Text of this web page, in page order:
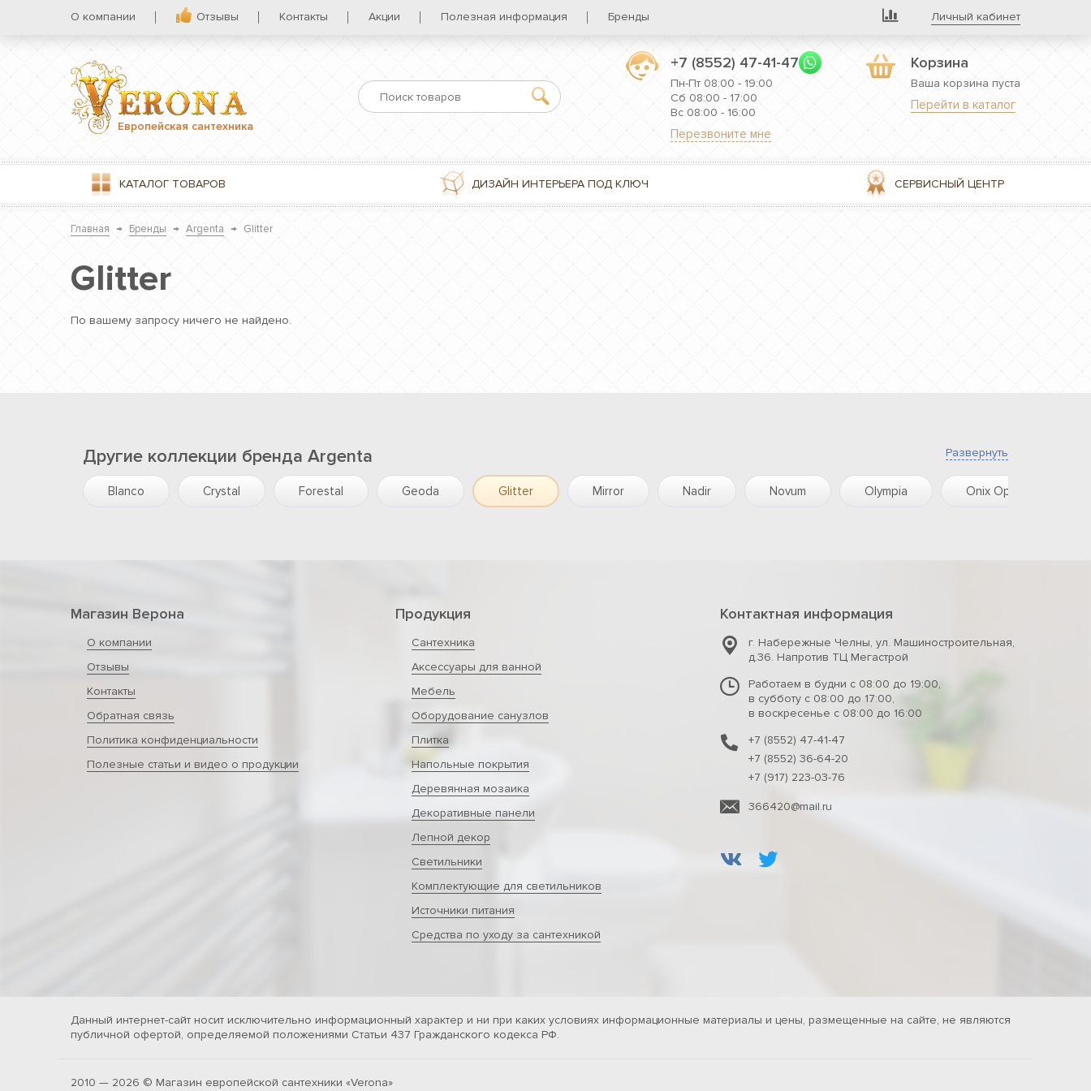
О компании Отзывы Контакты Акции Полезная информация Бренды Личный кабинет
Европейская сантехника
Корзина
Ваша корзина пуста
Перейти в каталог
+7 (8552) 47-41-47
Пн-Пт 08:00 - 19:00
Сб 08:00 - 17:00
Вс 08:00 - 16:00
Перезвоните мне
КАТАЛОГ ТОВАРОВ ДИЗАЙН ИНТЕРЬЕРА ПОД КЛЮЧ СЕРВИСНЫЙ ЦЕНТР
Главная → Бренды → Argenta → Glitter
Glitter
По вашему запросу ничего не найдено.
Другие коллекции бренда Argenta
Blanco Crystal Forestal Geoda Glitter Mirror Nadir Novum Olympia Onix Opalo
Развернуть
Магазин Верона
О компании
Отзывы
Контакты
Обратная связь
Политика конфиденциальности
Полезные статьи и видео о продукции
Продукция
Сантехника
Аксессуары для ванной
Мебель
Оборудование санузлов
Плитка
Напольные покрытия
Деревянная мозаика
Декоративные панели
Лепной декор
Светильники
Комплектующие для светильников
Источники питания
Средства по уходу за сантехникой
Контактная информация
г. Набережные Челны, ул. Машиностроительная,
д.36. Напротив ТЦ Мегастрой
Работаем в будни с 08:00 до 19:00,
в субботу с 08:00 до 17:00,
в воскресенье с 08:00 до 16:00
+7 (8552) 47-41-47
+7 (8552) 36-64-20
+7 (917) 223-03-76
366420@mail.ru
Данный интернет-сайт носит исключительно информационный характер и ни при каких условиях информационные материалы и цены, размещенные на сайте, не являются
публичной офертой, определяемой положениями Статьи 437 Гражданского кодекса РФ.
2010 — 2026 © Магазин европейской сантехники «Verona»